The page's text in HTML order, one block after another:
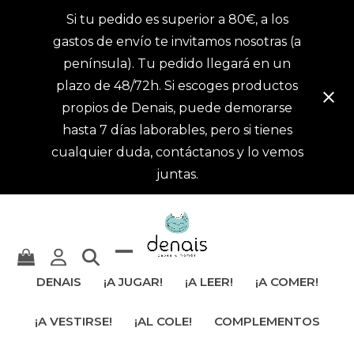
Si tu pedido es superior a 80€, a los
gastos de envío te invitamos nosotras (a
península). Tu pedido llegará en un
plazo de 48/72h. Si escoges productos
propios de Denais, puede demorarse
hasta 7 días laborables, pero si tienes
cualquier duda, contáctanos y lo vemos
juntas.
ocultar
móvil
DENAIS ¡A JUGAR! ¡A LEER! ¡A COMER!
¡A VESTIRSE! ¡AL COLE! COMPLEMENTOS